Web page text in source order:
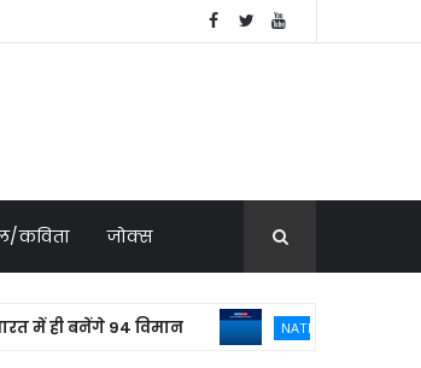
कविता जोक्स
बनेंगे 94 विमान NATIONAL NEWS